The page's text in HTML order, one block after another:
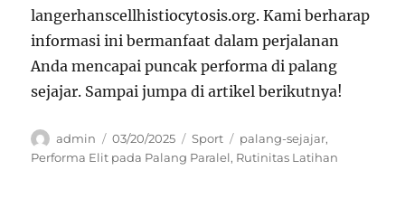
langerhanscellhistiocytosis.org. Kami berharap
informasi ini bermanfaat dalam perjalanan
Anda mencapai puncak performa di palang
sejajar. Sampai jumpa di artikel berikutnya!
Author
admin
Posted
on
03/20/2025 Categories
Sport Tags
palang-sejajar,
Performa Elit pada Palang Paralel, Rutinitas Latihan